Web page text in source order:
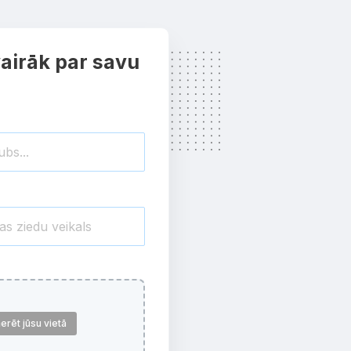
par savu
jūsu vietā